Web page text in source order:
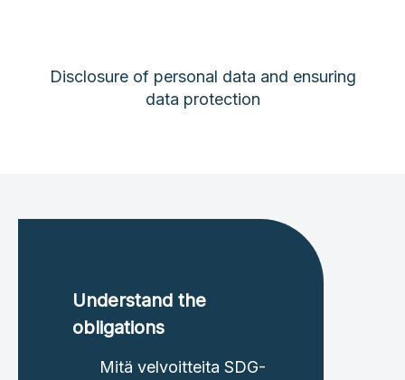
Disclosure of personal data and ensuring
data protection
Understand the
obligations
Mitä velvoitteita SDG-